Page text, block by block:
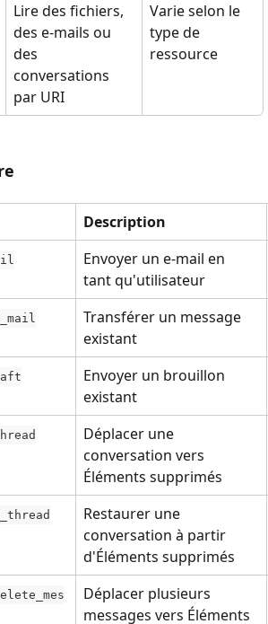
Lire des fichiers,
des e-mails ou
des
conversations
par URI
Varie selon le
type de
ressource
Description
Envoyer un e-mail en
tant qu'utilisateur
Transférer un message
existant
Envoyer un brouillon
existant
Déplacer une
conversation vers
Éléments supprimés
Restaurer une
conversation à partir
d'Éléments supprimés
Déplacer plusieurs
messages vers Éléments